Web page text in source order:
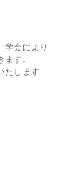
会により
す。
たします